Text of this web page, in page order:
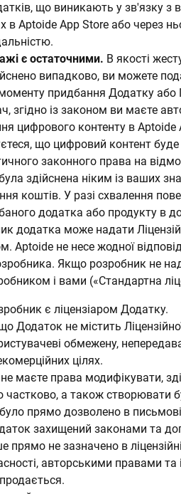
що виникають у зв'язку з
в Aptoide App Store або через
є остаточними. В якості
випадково, ви можете
придбання Додатку
згідно із законом ви маєте
цифрового контенту в
що цифровий контент буде
законного права на
здійснена ніким із ваших
коштів. У разі схвалення
додатка або продукту в
додатка може надати
Aptoide не несе жодної
Якщо розробник не
і вами («Стандартна
є ліцензіаром Додатку.
Додаток не містить
обмежену,
цілях.
маєте права модифікувати,
частково, а також створювати
прямо дозволено в
захищений законами та
прямо не зазначено в
авторськими правами та